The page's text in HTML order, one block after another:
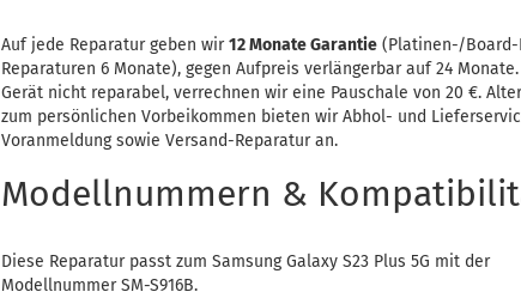
Auf jede Reparatur geben wir12 Monate Garantie (Platinen-/Board-
Reparaturen 6 Monate), gegen Aufpreis verlängerbar auf 24
Gerät nicht reparabel, verrechnen wir eine Pauschale von 20 €.
zum persönlichen Vorbeikommen bieten wir Abhol- und
Voranmeldung sowie Versand-Reparatur an.
Modellnummern &
Diese Reparatur passt zum Samsung Galaxy S23 Plus 5G mit der
Modellnummer SM-S916B.